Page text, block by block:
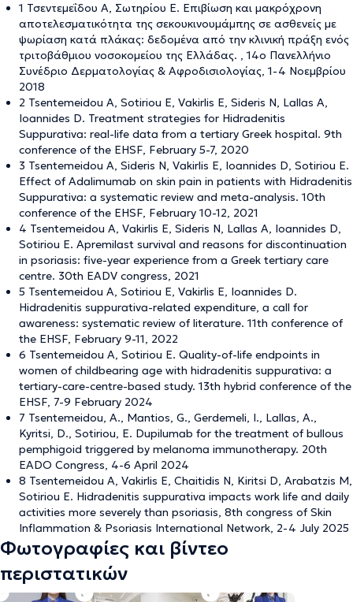
1 Τσεντεμεΐδου Α, Σωτηρίου Ε. Επιβίωση και μακρόχρονη
αποτελεσματικότητα της σεκουκινουμάμπης σε ασθενείς με
ψωρίαση κατά πλάκας: δεδομένα από την κλινική πράξη ενός
τριτοβάθμιου νοσοκομείου της Ελλάδας. , 14ο Πανελλήνιο
Συνέδριο Δερματολογίας & Αφροδισιολογίας, 1-4 Νοεμβρίου
2018
2 Tsentemeidou A, Sotiriou E, Vakirlis E, Sideris N, Lallas A,
Ioannides D. Treatment strategies for Hidradenitis
Suppurativa: real-life data from a tertiary Greek hospital. 9th
conference of the EHSF, February 5-7, 2020
3 Tsentemeidou A, Sideris N, Vakirlis E, Ioannides D, Sotiriou E.
Effect of Adalimumab on skin pain in patients with Hidradenitis
Suppurativa: a systematic review and meta-analysis. 10th
conference of the EHSF, February 10-12, 2021
4 Tsentemeidou A, Vakirlis E, Sideris N, Lallas A, Ioannides D,
Sotiriou E. Apremilast survival and reasons for discontinuation
in psoriasis: five-year experience from a Greek tertiary care
centre. 30th EADV congress, 2021
5 Tsentemeidou A, Sotiriou E, Vakirlis E, Ioannides D.
Hidradenitis suppurativa-related expenditure, a call for
awareness: systematic review of literature. 11th conference of
the EHSF, February 9-11, 2022
6 Tsentemeidou A, Sotiriou E. Quality-of-life endpoints in
women of childbearing age with hidradenitis suppurativa: a
tertiary-care-centre-based study. 13th hybrid conference of the
EHSF, 7-9 February 2024
7 Tsentemeidou, A., Mantios, G., Gerdemeli, I., Lallas, A.,
Kyritsi, D., Sotiriou, E. Dupilumab for the treatment of bullous
pemphigoid triggered by melanoma immunotherapy. 20th
EADO Congress, 4-6 April 2024
8 Tsentemeidou Α, Vakirlis Ε, Chaitidis Ν, Kiritsi D, Arabatzis M,
Sotiriou E. Hidradenitis suppurativa impacts work life and daily
activities more severely than psoriasis, 8th congress of Skin
Inflammation & Psoriasis International Network, 2-4 July 2025
Φωτογραφίες και βίντεο
περιστατικών